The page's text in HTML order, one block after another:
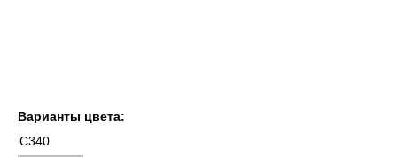
Варианты цвета:
C340